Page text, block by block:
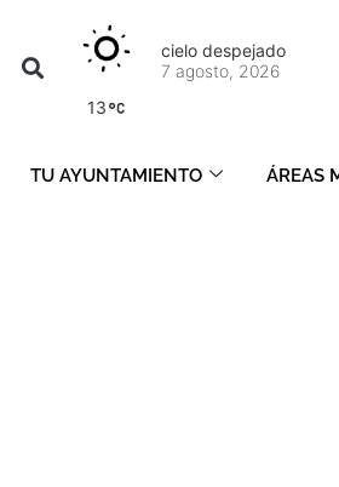
13
cielo despejado
7 agosto, 2026
TU AYUNTAMIENTO ÁREAS